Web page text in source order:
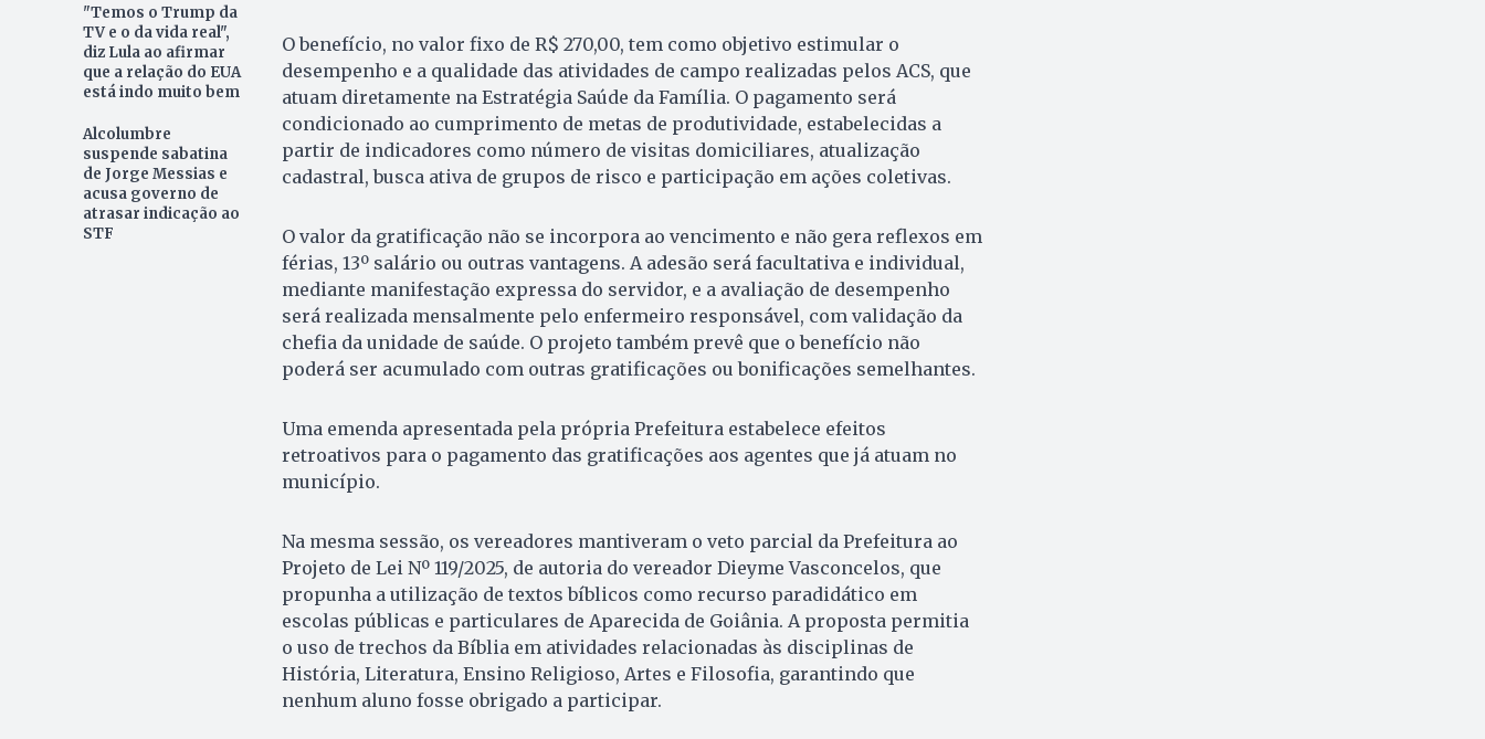
"Temos o Trump da
TV e o da vida real",
diz Lula ao afirmar
que a relação do EUA
está indo muito bem
Alcolumbre
suspende sabatina
de Jorge Messias e
acusa governo de
atrasar indicação ao
STF
O benefício, no valor fixo de R$ 270,00, tem como objetivo estimular o
desempenho e a qualidade das atividades de campo realizadas pelos ACS, que
atuam diretamente na Estratégia Saúde da Família. O pagamento será
condicionado ao cumprimento de metas de produtividade, estabelecidas a
partir de indicadores como número de visitas domiciliares, atualização
cadastral, busca ativa de grupos de risco e participação em ações coletivas.
O valor da gratificação não se incorpora ao vencimento e não gera reflexos em
férias, 13º salário ou outras vantagens. A adesão será facultativa e individual,
mediante manifestação expressa do servidor, e a avaliação de desempenho
será realizada mensalmente pelo enfermeiro responsável, com validação da
chefia da unidade de saúde. O projeto também prevê que o benefício não
poderá ser acumulado com outras gratificações ou bonificações semelhantes.
Uma emenda apresentada pela própria Prefeitura estabelece efeitos
retroativos para o pagamento das gratificações aos agentes que já atuam no
município.
Na mesma sessão, os vereadores mantiveram o veto parcial da Prefeitura ao
Projeto de Lei Nº 119/2025, de autoria do vereador Dieyme Vasconcelos, que
propunha a utilização de textos bíblicos como recurso paradidático em
escolas públicas e particulares de Aparecida de Goiânia. A proposta permitia
o uso de trechos da Bíblia em atividades relacionadas às disciplinas de
História, Literatura, Ensino Religioso, Artes e Filosofia, garantindo que
nenhum aluno fosse obrigado a participar.